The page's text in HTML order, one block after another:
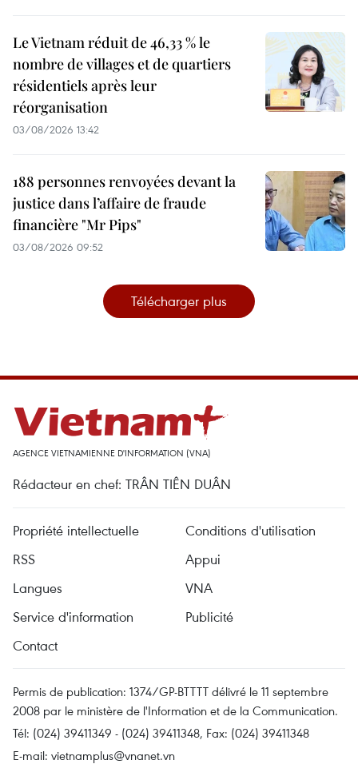
Le Vietnam réduit de 46,33 % le
nombre de villages et de quartiers
résidentiels après leur
réorganisation
03/08/2026 13:42
188 personnes renvoyées devant la
justice dans l’affaire de fraude
financière "Mr Pips"
03/08/2026 09:52
Télécharger plus
AGENCE VIETNAMIENNE D'INFORMATION (VNA)
Rédacteur en chef: TRÂN TIÊN DUÂN
Propriété intellectuelle
Conditions d'utilisation
RSS
Appui
Langues
VNA
Service d'information
Publicité
Contact
Permis de publication: 1374/GP-BTTTT délivré le 11 septembre
2008 par le ministère de l'Information et de la Communication.
Tél: (024) 39411349 - (024) 39411348, Fax: (024) 39411348
E-mail: vietnamplus@vnanet.vn